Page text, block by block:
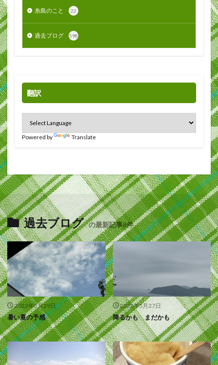
糸島のこと 22
過去ブログ 598
翻訳
Powered by Translate
過去ブログ の最新記事8件
2022年5月29日
暑い夏の予感
2022年5月27日
降るかも まだかも